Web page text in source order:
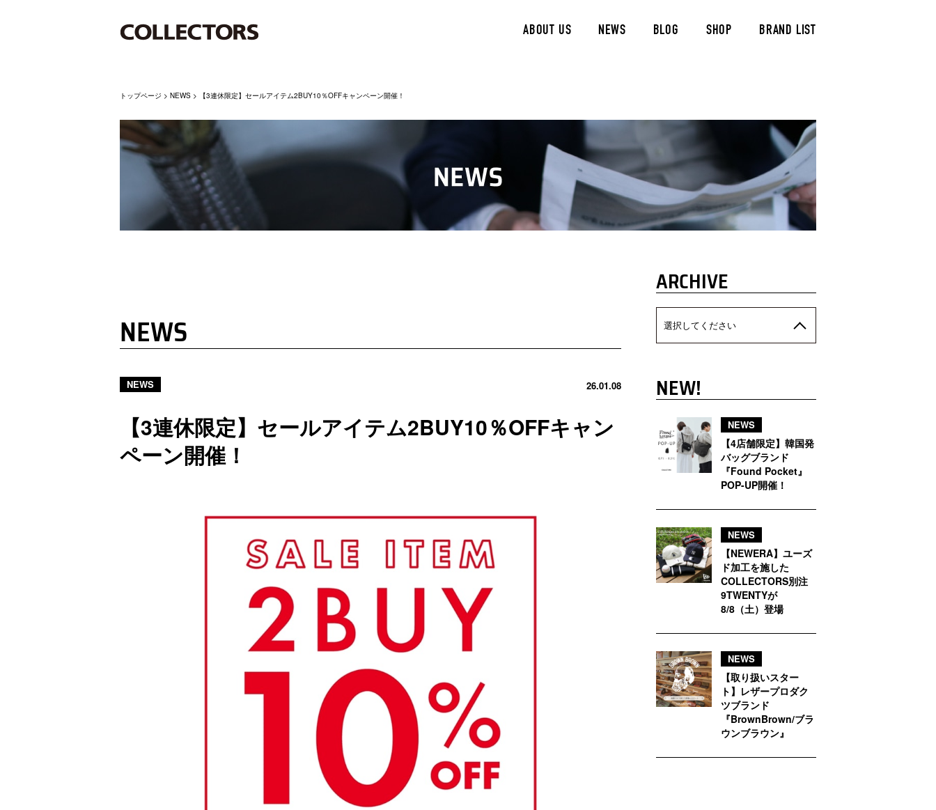
ABOUT US NEWS BLOG SHOP BRAND LIST
トップページ > NEWS > 【3連休限定】セールアイテム2BUY10％OFFキャンペーン開催！
NEWS
NEWS 26.01.08
【3連休限定】セールアイテム2BUY10％OFFキャン
ペーン開催！
ARCHIVE
選択してください
NEW!
NEWS
【4店舗限定】韓国発
バッグブランド
『Found Pocket』
POP-UP開催！
NEWS
【NEWERA】ユーズ
ド加工を施した
COLLECTORS別注
9TWENTYが
8/8（土）登場
NEWS
【取り扱いスター
ト】レザープロダク
ツブランド
『BrownBrown/ブラ
ウンブラウン』